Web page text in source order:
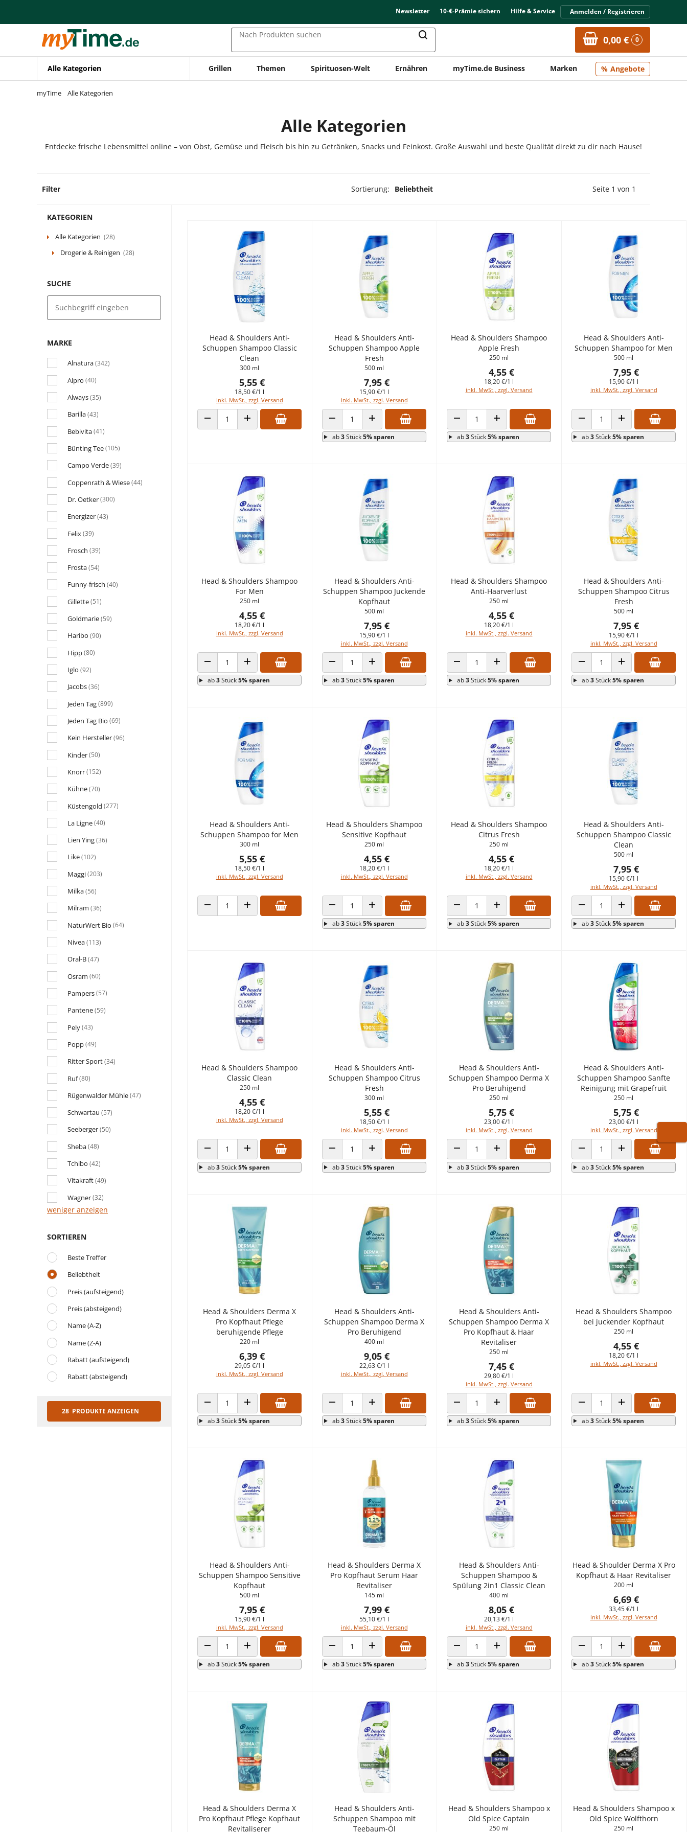
Zur Navigation springen
Zur Suche springen
Newsletter 10-€-Prämie sichern Hilfe & Service Anmelden / Registrieren
Nach Produkten suchen 0,00 € 0
Alle Kategorien Grillen Themen Spirituosen-Welt Ernähren myTime.de Business Marken Angebote
myTime Alle Kategorien
Alle Kategorien
Entdecke frische Lebensmittel online – von Obst, Gemüse und Fleisch bis hin zu Getränken, Snacks und Feinkost. Große Auswahl und beste Qualität direkt zu dir nach Hause!
Filter Sortierung: Beliebtheit Vorherige Seite
Seite 1 von 1
KATEGORIEN
Alle Kategorien (28)
Drogerie & Reinigen (28)
SUCHE
MARKE
Alnatura(342)
Alpro (40)
Always(35)
Barilla(43)
Bebivita(41)
Bünting Tee(105)
Campo Verde(39)
Coppenrath & Wiese(44)
Dr. Oetker(300)
Energizer(43)
Felix(39)
Frosch (39)
Frosta(54)
Funny-frisch (40)
Gillette(51)
Goldmarie(59)
Haribo (90)
Hipp(80)
Iglo (92)
Jacobs(36)
Jeden Tag(899)
Jeden Tag Bio (69)
Kein Hersteller(96)
Kinder(50)
Knorr(152)
Kühne(70)
Küstengold (277)
La Ligne(40)
Lien Ying(36)
Like(102)
Maggi(203)
Milka(56)
Milram (36)
NaturWert Bio (64)
Nivea(113)
Oral-B(47)
Osram (60)
Pampers(57)
Pantene(59)
Pely(43)
Popp(49)
Ritter Sport(34)
Ruf(80)
Rügenwalder Mühle(47)
Schwartau (57)
Seeberger(50)
Sheba(48)
Tchibo (42)
Vitakraft(49)
Wagner(32)
weniger anzeigen
SORTIEREN
Beste Treffer
Beliebtheit
Preis (aufsteigend)
Preis (absteigend)
Name (A-Z)
Name (Z-A)
Rabatt (aufsteigend)
Rabatt (absteigend)
28 PRODUKTE ANZEIGEN
Head & Shoulders Anti-
Schuppen Shampoo Classic
Clean
300 ml
5,55 €
18,50 €/1 l
inkl. MwSt., zzgl. Versand
ANZAHL VERRINGERNANZAHL ERHÖHEN
Head & Shoulders Anti-
Schuppen Shampoo Apple
Fresh
500 ml
7,95 €
15,90 €/1 l
inkl. MwSt., zzgl. Versand
ANZAHL VERRINGERNANZAHL ERHÖHEN
ab3Stück5% sparen
Head & Shoulders Shampoo
Apple Fresh
250 ml
4,55 €
18,20 €/1 l
inkl. MwSt., zzgl. Versand
ANZAHL VERRINGERNANZAHL ERHÖHEN
ab3Stück5% sparen
Head & Shoulders Anti-
Schuppen Shampoo for Men
500 ml
7,95 €
15,90 €/1 l
inkl. MwSt., zzgl. Versand
ANZAHL VERRINGERNANZAHL ERHÖHEN
ab3Stück5% sparen
Head & Shoulders Shampoo
For Men
250 ml
4,55 €
18,20 €/1 l
inkl. MwSt., zzgl. Versand
ANZAHL VERRINGERNANZAHL ERHÖHEN
ab3Stück5% sparen
Head & Shoulders Anti-
Schuppen Shampoo Juckende
Kopfhaut
500 ml
7,95 €
15,90 €/1 l
inkl. MwSt., zzgl. Versand
ANZAHL VERRINGERNANZAHL ERHÖHEN
ab3Stück5% sparen
Head & Shoulders Shampoo
Anti-Haarverlust
250 ml
4,55 €
18,20 €/1 l
inkl. MwSt., zzgl. Versand
ANZAHL VERRINGERNANZAHL ERHÖHEN
ab3Stück5% sparen
Head & Shoulders Anti-
Schuppen Shampoo Citrus
Fresh
500 ml
7,95 €
15,90 €/1 l
inkl. MwSt., zzgl. Versand
ANZAHL VERRINGERNANZAHL ERHÖHEN
ab3Stück5% sparen
Head & Shoulders Anti-
Schuppen Shampoo for Men
300 ml
5,55 €
18,50 €/1 l
inkl. MwSt., zzgl. Versand
ANZAHL VERRINGERNANZAHL ERHÖHEN
Head & Shoulders Shampoo
Sensitive Kopfhaut
250 ml
4,55 €
18,20 €/1 l
inkl. MwSt., zzgl. Versand
ANZAHL VERRINGERNANZAHL ERHÖHEN
ab3Stück5% sparen
Head & Shoulders Shampoo
Citrus Fresh
250 ml
4,55 €
18,20 €/1 l
inkl. MwSt., zzgl. Versand
ANZAHL VERRINGERNANZAHL ERHÖHEN
ab3Stück5% sparen
Head & Shoulders Anti-
Schuppen Shampoo Classic
Clean
500 ml
7,95 €
15,90 €/1 l
inkl. MwSt., zzgl. Versand
ANZAHL VERRINGERNANZAHL ERHÖHEN
ab3Stück5% sparen
Head & Shoulders Shampoo
Classic Clean
250 ml
4,55 €
18,20 €/1 l
inkl. MwSt., zzgl. Versand
ANZAHL VERRINGERNANZAHL ERHÖHEN
ab3Stück5% sparen
Head & Shoulders Anti-
Schuppen Shampoo Citrus
Fresh
300 ml
5,55 €
18,50 €/1 l
inkl. MwSt., zzgl. Versand
ANZAHL VERRINGERNANZAHL ERHÖHEN
ab3Stück5% sparen
Head & Shoulders Anti-
Schuppen Shampoo Derma X
Pro Beruhigend
250 ml
5,75 €
23,00 €/1 l
inkl. MwSt., zzgl. Versand
ANZAHL VERRINGERNANZAHL ERHÖHEN
ab3Stück5% sparen
Head & Shoulders Anti-
Schuppen Shampoo Sanfte
Reinigung mit Grapefruit
250 ml
5,75 €
23,00 €/1 l
inkl. MwSt., zzgl. Versand
ANZAHL VERRINGERNANZAHL ERHÖHEN
ab3Stück5% sparen
Head & Shoulders Derma X
Pro Kopfhaut Pflege
beruhigende Pflege
220 ml
6,39 €
29,05 €/1 l
inkl. MwSt., zzgl. Versand
ANZAHL VERRINGERNANZAHL ERHÖHEN
ab3Stück5% sparen
Head & Shoulders Anti-
Schuppen Shampoo Derma X
Pro Beruhigend
400 ml
9,05 €
22,63 €/1 l
inkl. MwSt., zzgl. Versand
ANZAHL VERRINGERNANZAHL ERHÖHEN
ab3Stück5% sparen
Head & Shoulders Anti-
Schuppen Shampoo Derma X
Pro Kopfhaut & Haar
Revitaliser
250 ml
7,45 €
29,80 €/1 l
inkl. MwSt., zzgl. Versand
ANZAHL VERRINGERNANZAHL ERHÖHEN
ab3Stück5% sparen
Head & Shoulders Shampoo
bei juckender Kopfhaut
250 ml
4,55 €
18,20 €/1 l
inkl. MwSt., zzgl. Versand
ANZAHL VERRINGERNANZAHL ERHÖHEN
ab3Stück5% sparen
Head & Shoulders Anti-
Schuppen Shampoo Sensitive
Kopfhaut
500 ml
7,95 €
15,90 €/1 l
inkl. MwSt., zzgl. Versand
ANZAHL VERRINGERNANZAHL ERHÖHEN
ab3Stück5% sparen
Head & Shoulders Derma X
Pro Kopfhaut Serum Haar
Revitaliser
145 ml
7,99 €
55,10 €/1 l
inkl. MwSt., zzgl. Versand
ANZAHL VERRINGERNANZAHL ERHÖHEN
ab3Stück5% sparen
Head & Shoulders Anti-
Schuppen Shampoo &
Spülung 2in1 Classic Clean
400 ml
8,05 €
20,13 €/1 l
inkl. MwSt., zzgl. Versand
ANZAHL VERRINGERNANZAHL ERHÖHEN
ab3Stück5% sparen
Head & Shoulder Derma X Pro
Kopfhaut & Haar Revitaliser
200 ml
6,69 €
33,45 €/1 l
inkl. MwSt., zzgl. Versand
ANZAHL VERRINGERNANZAHL ERHÖHEN
ab3Stück5% sparen
Head & Shoulders Derma X
Pro Kopfhaut Pflege Kopfhaut
Revitaliserer
Head & Shoulders Anti-
Schuppen Shampoo mit
Teebaum-Öl
Head & Shoulders Shampoo x
Old Spice Captain
250 ml
Head & Shoulders Shampoo x
Old Spice Wolfthorn
250 ml